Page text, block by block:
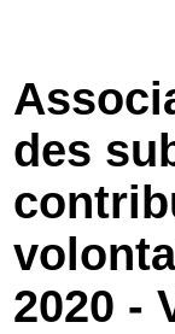
Economie
Services
Contacts
des
2020 -